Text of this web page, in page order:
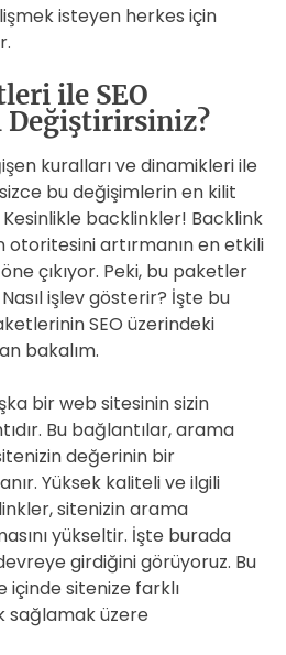
isteyen herkes için
ile SEO
Değiştirirsiniz?
kuralları ve dinamikleri ile
bu değişimlerin en kilit
backlinkler! Backlink
artırmanın en etkili
çıkıyor. Peki, bu paketler
işlev gösterir? İşte bu
SEO üzerindeki
bakalım.
bir web sitesinin sizin
Bu bağlantılar, arama
değerinin bir
Yüksek kaliteli ve ilgili
sitenizin arama
yükseltir. İşte burada
girdiğini görüyoruz. Bu
sitenize farklı
sağlamak üzere